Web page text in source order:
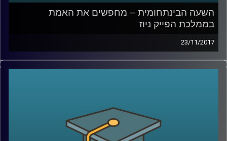
השעה הבינתחומית – מחפשים את האמת
בממלכת הפייק ניוז
23/11/2017
בחודש דצמבר 2016 יצא מביתו צעיר אמריקני
של הילרי קלינטון. נשמע מופרך? זו אחת
התוצאות של כמויות הפייק ניוז שמציפות את
הרשת בשנים האחרונות. ד"ר צחי חייט עומד על